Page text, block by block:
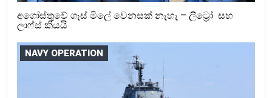
අගෝස්තුවේ ගෑස් මිලේ වෙනසක් නැහැ – ලිට්‍රෝ සහ
ලාෆ්ස් කියයි
NAVY OPERATION